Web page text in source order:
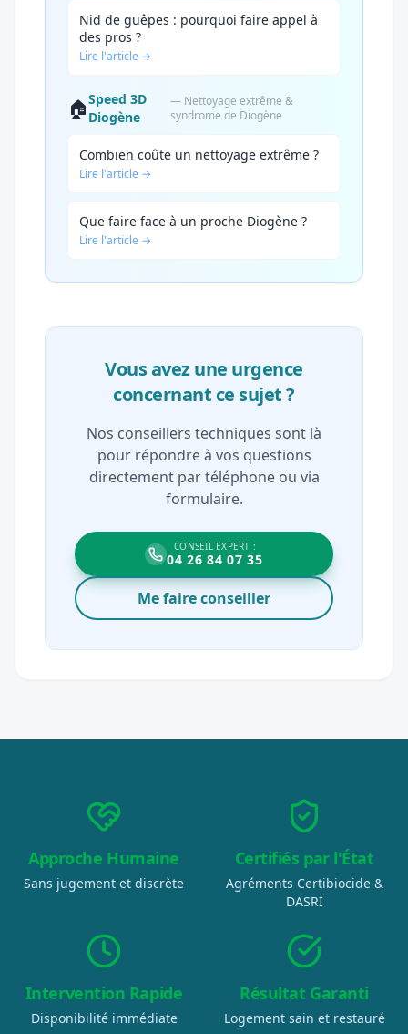
Nid de guêpes : pourquoi faire appel à
des pros ?
Lire l'article →
🏠Speed 3D
Diogène
— Nettoyage extrême &
syndrome de Diogène
Combien coûte un nettoyage extrême ?
Lire l'article →
Que faire face à un proche Diogène ?
Lire l'article →
Vous avez une urgence
concernant ce sujet ?
Nos conseillers techniques sont là
pour répondre à vos questions
directement par téléphone ou via
formulaire.
CONSEIL EXPERT :
04 26 84 07 35
Me faire conseiller
Approche Humaine
Sans jugement et discrète
Certifiés par l'État
Agréments Certibiocide &
DASRI
Intervention Rapide
Disponibilité immédiate
Résultat Garanti
Logement sain et restauré